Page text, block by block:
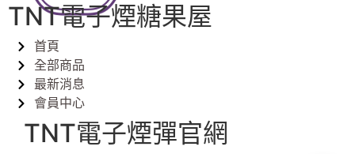
TNT電子煙糖果屋
首頁
全部商品
最新消息
會員中心
TNT電子煙彈官網